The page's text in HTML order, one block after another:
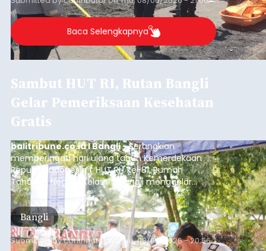
Baca Selengkapnya
Sambut HUT RI, Rutan Bangli
Gelar Pemeriksaan Kesehatan
Gratis
balitribune.co.id I Bangli -Serangkian
memperingati hari ulang tahun Kemerdekaan
Republik Indonesia ( HUT RI) ke-81, Rumah
Tahanan Negara Kelas II B Bangli menggelar
kegiatan pemeriksaan kesehatan gratis, Rabu
(6/8/2026).
Bangli
Submitted bycontributor Thu, 08/06/2026 - 20:56